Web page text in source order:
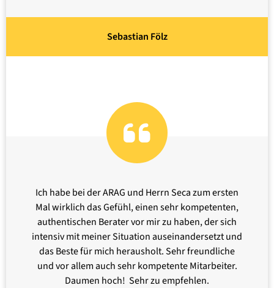
Sebastian Fölz
Ich habe bei der ARAG und Herrn Seca zum ersten
Mal wirklich das Gefühl, einen sehr kompetenten,
authentischen Berater vor mir zu haben, der sich
intensiv mit meiner Situation auseinandersetzt und
das Beste für mich herausholt. Sehr freundliche
und vor allem auch sehrkompetenteMitarbeiter.
Daumen hoch! Sehr zu empfehlen.